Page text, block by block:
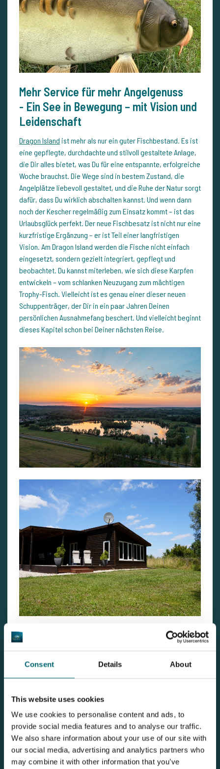
Consent Details About
This website uses cookies
We use cookies to personalise content and ads, to
provide social media features and to analyse our traffic.
We also share information about your use of our site with
our social media, advertising and analytics partners who
may combine it with other information that you’ve
Mehr Service für mehr Angelgenuss
- Ein See in Bewegung – mit Vision und
Leidenschaft
Dragon Island ist mehr als nur ein guter Fischbestand. Es ist
eine gepflegte, durchdachte und stilvoll gestaltete Anlage,
die Dir alles bietet, was Du für eine entspannte, erfolgreiche
Woche brauchst. Die Wege sind in bestem Zustand, die
Angelplätze liebevoll gestaltet, und die Ruhe der Natur sorgt
dafür, dass Du wirklich abschalten kannst. Und wenn dann
noch der Kescher regelmäßig zum Einsatz kommt – ist das
Urlaubsglück perfekt. Der neue Fischbesatz ist nicht nur eine
kurzfristige Ergänzung – er ist Teil einer langfristigen
Vision. Am Dragon Island werden die Fische nicht einfach
eingesetzt, sondern gezielt integriert, gepflegt und
beobachtet. Du kannst miterleben, wie sich diese Karpfen
entwickeln – vom schlanken Neuzugang zum mächtigen
Trophy-Fisch. Vielleicht ist es genau einer dieser neuen
Schuppenträger, der Dir in ein paar Jahren Deinen
persönlichen Ausnahmefang beschert. Und vielleicht beginnt
dieses Kapitel schon bei Deiner nächsten Reise.
Jetzt Dragon Island neu erleben
Shop besuchen, den Fischbestand erkunden, mit Dimitri
plaudern und einfach ein paar entspannte Tage voller Natur,
Blick auf die Dragon Island Gewässerseite
Specialist, stöbere durch weitereCarpy-News-Artikelund
lass Dich inspirieren.
Wenn Du Fragen hast oder direkt buchen möchtest – das
Team von The Carp Specialist ist für Dich da. Persönlich,
schnell und mit echter Leidenschaft für Deinen perfekten